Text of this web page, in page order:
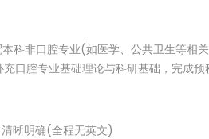
本科非口腔专业(如医学、公共卫生等相
口腔专业基础理论与科研基础，完成
晰明确(全程无英文)